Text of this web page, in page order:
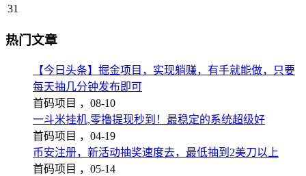
31
热门文章
【今日头条】掘金项目，实现躺赚，有手就能做，只要
每天抽几分钟发布即可
首码项目 ， 08-10
一斗米挂机,零撸提现秒到！最稳定的系统超级好
首码项目 ， 04-19
币安注册，新活动抽奖速度去，最低抽到2美刀以上
首码项目 ， 05-14